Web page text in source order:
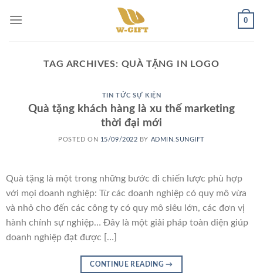
0
TAG ARCHIVES: QUÀ TẶNG IN LOGO
TIN TỨC SỰ KIỆN
Quà tặng khách hàng là xu thế marketing
thời đại mới
POSTED ON 15/09/2022 BY ADMIN.SUNGIFT
Quà tặng là một trong những bước đi chiến lược phù hợp
với mọi doanh nghiệp: Từ các doanh nghiệp có quy mô vừa
và nhỏ cho đến các công ty có quy mô siêu lớn, các đơn vị
hành chính sự nghiệp… Đây là một giải pháp toàn diện giúp
doanh nghiệp đạt được […]
CONTINUE READING→